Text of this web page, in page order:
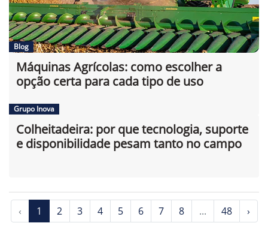
Blog
Máquinas Agrícolas: como escolher a
opção certa para cada tipo de uso
Grupo Inova
Colheitadeira: por que tecnologia, suporte
e disponibilidade pesam tanto no campo
‹ 1 2 3 4 5 6 7 8 ... 48 ›